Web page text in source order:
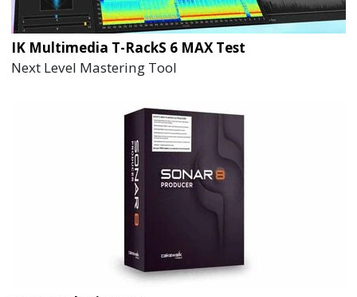
IK Multimedia T-RackS 6 MAX Test
Next Level Mastering Tool